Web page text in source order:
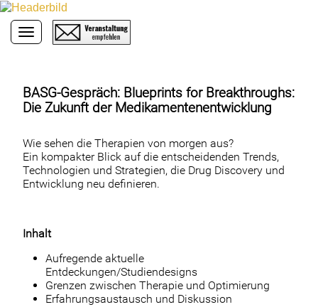
Toggle navigation
BASG-Gespräch: Blueprints for Breakthroughs:
Die Zukunft der Medikamentenentwicklung
Wie sehen die Therapien von morgen aus?
Ein kompakter Blick auf die entscheidenden Trends,
Technologien und Strategien, die Drug Discovery und
Entwicklung neu definieren.
Inhalt
Aufregende aktuelle
Entdeckungen/Studiendesigns
Grenzen zwischen Therapie und Optimierung
Erfahrungsaustausch und Diskussion